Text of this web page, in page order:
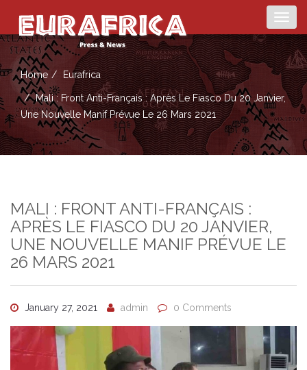
Home Eurafrica
Mali : Front Anti-Français : Après Le Fiasco Du 20 Janvier,
Une Nouvelle Manif Prévue Le 26 Mars 2021
MALI : FRONT ANTI-FRANÇAIS :
APRÈS LE FIASCO DU 20 JANVIER,
UNE NOUVELLE MANIF PRÉVUE LE
26 MARS 2021
January 27, 2021 admin 0 Comments